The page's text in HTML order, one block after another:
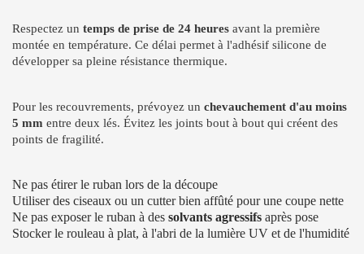
Respectez un temps de prise de 24 heures avant la première
montée en température. Ce délai permet à l'adhésif silicone de
développer sa pleine résistance thermique.
Pour les recouvrements, prévoyez un chevauchement d'au moins
5 mm entre deux lés. Évitez les joints bout à bout qui créent des
points de fragilité.
Ne pas étirer le ruban lors de la découpe
Utiliser des ciseaux ou un cutter bien affûté pour une coupe nette
Ne pas exposer le ruban à des solvants agressifs après pose
Stocker le rouleau à plat, à l'abri de la lumière UV et de l'humidité